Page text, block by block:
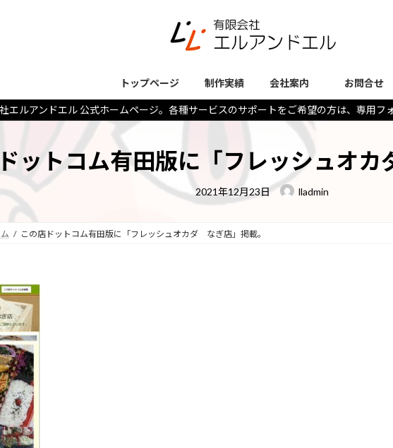
トップページ 制作実績 会社案内 お問合せ
エルアンドエル 公式ホームページ。各種サービスのサポートをご希望の方は、専用フ
ットコム有田版に「フレッシュオ
最
終
更
時
2021年12月23日 lladmin
この店ドットコム有田版に「フレッシュオカダ なぎ店」掲載。